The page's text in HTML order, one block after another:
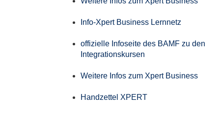
Info-Xpert Business Lernnetz
offizielle Infoseite des BAMF zu den
Integrationskursen
Weitere Infos zum Xpert Business
Handzettel XPERT